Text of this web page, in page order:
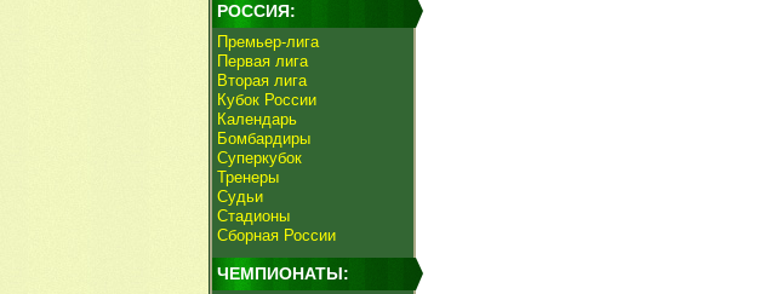
РОССИЯ:
Премьер-лига
Первая лига
Вторая лига
Кубок России
Календарь
Бомбардиры
Суперкубок
Тренеры
Судьи
Стадионы
Сборная России
ЧЕМПИОНАТЫ: